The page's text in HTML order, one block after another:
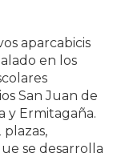
aparcabicis
en los
San Juan de
y Ermitagaña.
se desarrolla